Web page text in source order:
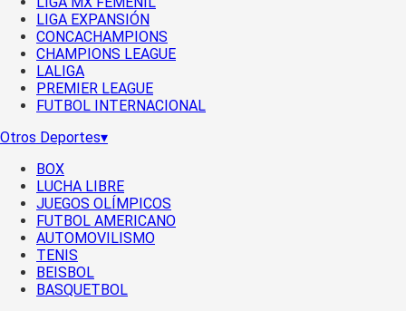
LIGA EXPANSIÓN
CONCACHAMPIONS
CHAMPIONS LEAGUE
LALIGA
PREMIER LEAGUE
FUTBOL INTERNACIONAL
Otros Deportes▾
BOX
LUCHA LIBRE
JUEGOS OLÍMPICOS
FUTBOL AMERICANO
AUTOMOVILISMO
TENIS
BEISBOL
BASQUETBOL